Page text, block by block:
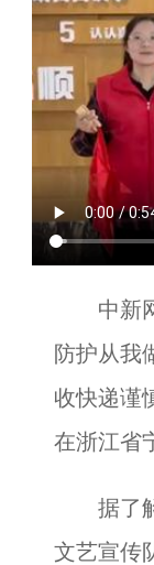
中新网
防护从我
收快递谨
在浙江省
据了解
文艺宣传